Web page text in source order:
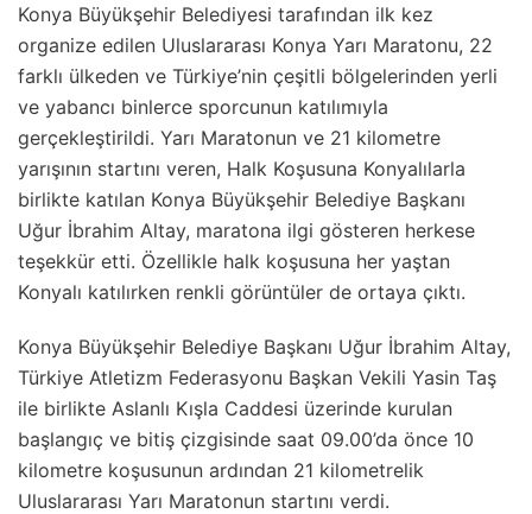
Konya Büyükşehir Belediyesi tarafından ilk kez
organize edilen Uluslararası Konya Yarı Maratonu, 22
farklı ülkeden ve Türkiye’nin çeşitli bölgelerinden yerli
ve yabancı binlerce sporcunun katılımıyla
gerçekleştirildi. Yarı Maratonun ve 21 kilometre
yarışının startını veren, Halk Koşusuna Konyalılarla
birlikte katılan Konya Büyükşehir Belediye Başkanı
Uğur İbrahim Altay, maratona ilgi gösteren herkese
teşekkür etti. Özellikle halk koşusuna her yaştan
Konyalı katılırken renkli görüntüler de ortaya çıktı.
Konya Büyükşehir Belediye Başkanı Uğur İbrahim Altay,
Türkiye Atletizm Federasyonu Başkan Vekili Yasin Taş
ile birlikte Aslanlı Kışla Caddesi üzerinde kurulan
başlangıç ve bitiş çizgisinde saat 09.00’da önce 10
kilometre koşusunun ardından 21 kilometrelik
Uluslararası Yarı Maratonun startını verdi.